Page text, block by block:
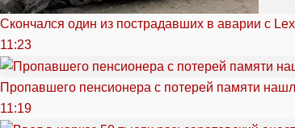
Скончался один из пострадавших в аварии c
11:23
Пропавшего пенсионера с потерей памяти
11:19